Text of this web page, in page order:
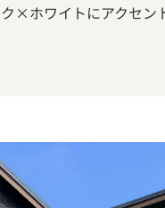
×ホワイトにアクセン